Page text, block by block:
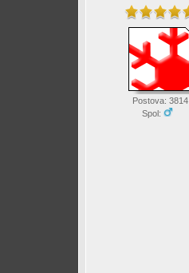
Postova: 3814
Spol: